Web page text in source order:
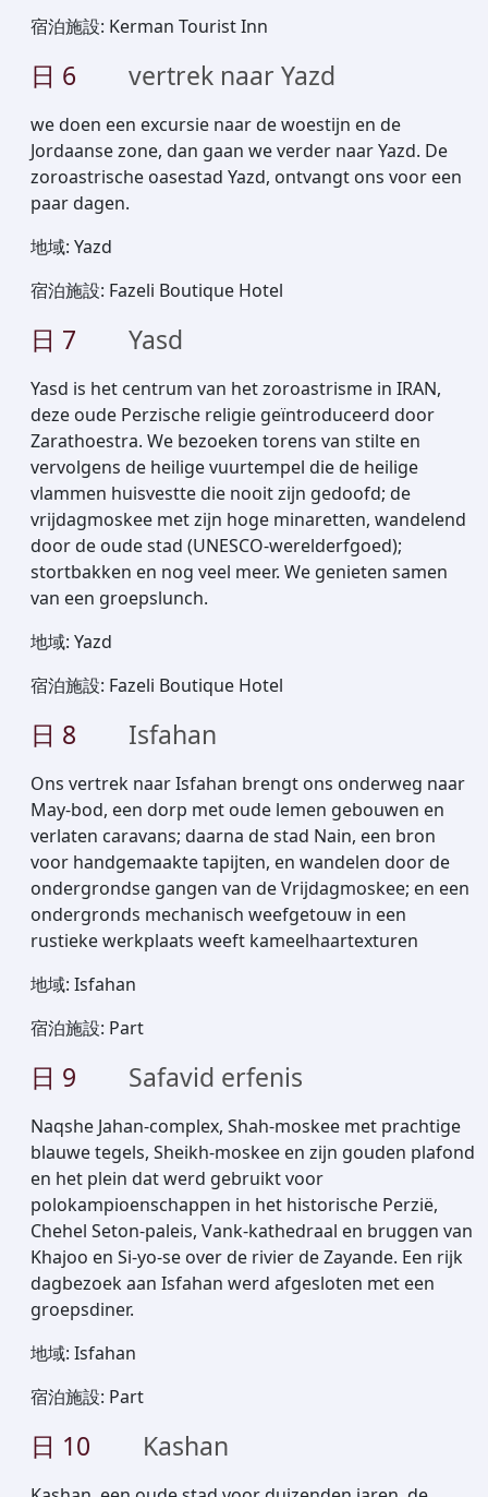
宿泊施設: Kerman Tourist Inn
日 6 vertrek naar Yazd
we doen een excursie naar de woestijn en de
Jordaanse zone, dan gaan we verder naar Yazd. De
zoroastrische oasestad Yazd, ontvangt ons voor een
paar dagen.
地域: Yazd
宿泊施設: Fazeli Boutique Hotel
日 7 Yasd
Yasd is het centrum van het zoroastrisme in IRAN,
deze oude Perzische religie geïntroduceerd door
Zarathoestra. We bezoeken torens van stilte en
vervolgens de heilige vuurtempel die de heilige
vlammen huisvestte die nooit zijn gedoofd; de
vrijdagmoskee met zijn hoge minaretten, wandelend
door de oude stad (UNESCO-werelderfgoed);
stortbakken en nog veel meer. We genieten samen
van een groepslunch.
地域: Yazd
宿泊施設: Fazeli Boutique Hotel
日 8 Isfahan
Ons vertrek naar Isfahan brengt ons onderweg naar
May-bod, een dorp met oude lemen gebouwen en
verlaten caravans; daarna de stad Nain, een bron
voor handgemaakte tapijten, en wandelen door de
ondergrondse gangen van de Vrijdagmoskee; en een
ondergronds mechanisch weefgetouw in een
rustieke werkplaats weeft kameelhaartexturen
地域: Isfahan
宿泊施設: Part
日 9 Safavid erfenis
Naqshe Jahan-complex, Shah-moskee met prachtige
blauwe tegels, Sheikh-moskee en zijn gouden plafond
en het plein dat werd gebruikt voor
polokampioenschappen in het historische Perzië,
Chehel Seton-paleis, Vank-kathedraal en bruggen van
Khajoo en Si-yo-se over de rivier de Zayande. Een rijk
dagbezoek aan Isfahan werd afgesloten met een
groepsdiner.
地域: Isfahan
宿泊施設: Part
日 10 Kashan